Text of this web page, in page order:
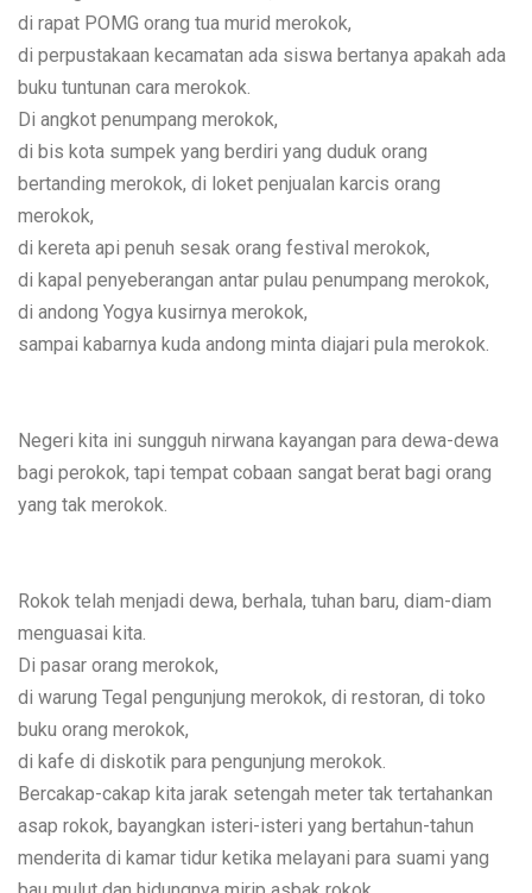
di rapat POMG orang tua murid merokok,
di perpustakaan kecamatan ada siswa bertanya apakah ada
buku tuntunan cara merokok.
Di angkot penumpang merokok,
di bis kota sumpek yang berdiri yang duduk orang
bertanding merokok, di loket penjualan karcis orang
merokok,
di kereta api penuh sesak orang festival merokok,
di kapal penyeberangan antar pulau penumpang merokok,
di andong Yogya kusirnya merokok,
sampai kabarnya kuda andong minta diajari pula merokok.
Negeri kita ini sungguh nirwana kayangan para dewa-dewa
bagi perokok, tapi tempat cobaan sangat berat bagi orang
yang tak merokok.
Rokok telah menjadi dewa, berhala, tuhan baru, diam-diam
menguasai kita.
Di pasar orang merokok,
di warung Tegal pengunjung merokok, di restoran, di toko
buku orang merokok,
di kafe di diskotik para pengunjung merokok.
Bercakap-cakap kita jarak setengah meter tak tertahankan
asap rokok, bayangkan isteri-isteri yang bertahun-tahun
menderita di kamar tidur ketika melayani para suami yang